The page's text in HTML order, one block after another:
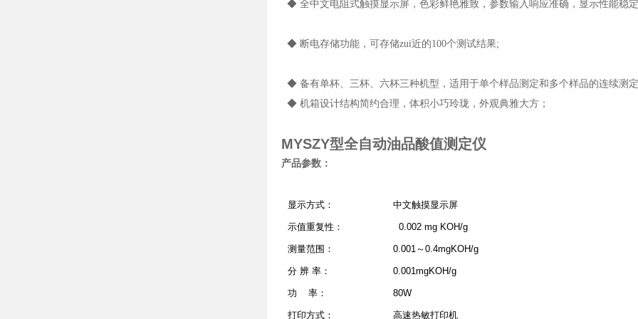
◆ 全中文电阻式触摸显示屏，色彩鲜艳雅致，参数输入响应准确，显示性能稳
◆ 断电存储功能，可存储zui近的100个测试结果;
◆ 备有单杯、三杯、六杯三种机型，适用于单个样品测定和多个样品的连续测定
◆ 机箱设计结构简约合理，体积小巧玲珑，外观典雅大方；
MYSZY型全自动油品酸值测定仪
产品参数：
显示方式： 中文触摸显示屏
示值重复性： 0.002 mg KOH/g
测量范围： 0.001～0.4mgKOH/g
分 辨 率： 0.001mgKOH/g
功 率： 80W
打印方式： 高速热敏打印机